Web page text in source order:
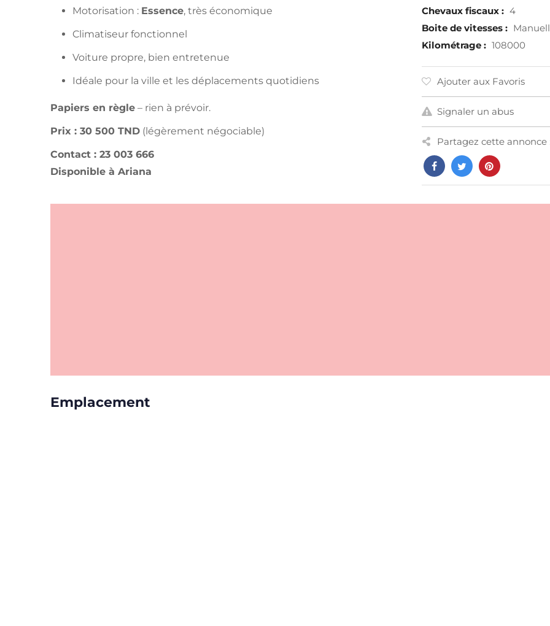
Motorisation : Essence, très économique
Climatiseur fonctionnel
Voiture propre, bien entretenue
Idéale pour la ville et les déplacements quotidiens
Papiers en règle – rien à prévoir.
Prix : 30 500 TND (légèrement négociable)
Contact : 23 003 666
Disponible à Ariana
Chevaux fiscaux : 4
Boite de vitesses :
Kilométrage : 108000
Ajouter aux Favoris
Signaler un abus
Partagez cette annonce
Emplacement